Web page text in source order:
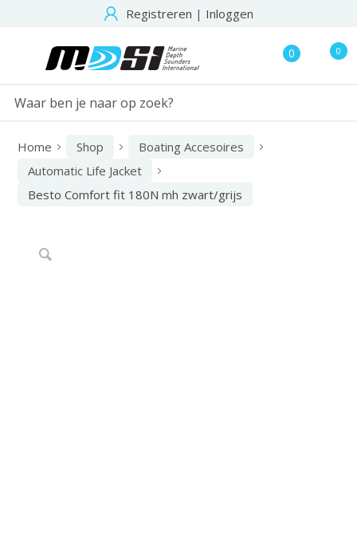
Registreren | Inloggen
0 0
Home Shop
Boating Accesoires
Automatic Life Jacket
Besto Comfort fit 180N mh zwart/grijs